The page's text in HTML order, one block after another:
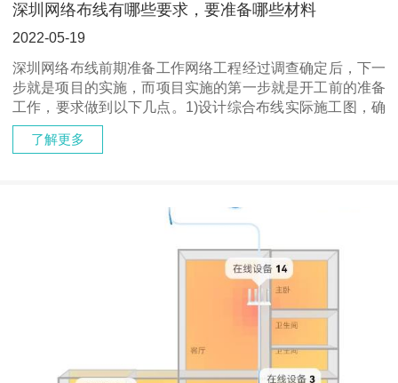
深圳网络布线有哪些要求，要准备哪些材料
2022-05-19
深圳网络布线前期准备工作网络工程经过调查确定后，下一
步就是项目的实施，而项目实施的第一步就是开工前的准备
工作，要求做到以下几点。1)设计综合布线实际施工图，确
定布线的位置，供施工人员使用。2)准备材料。网络工程的
施工过程需要大量的建筑材料，有些···
了解更多